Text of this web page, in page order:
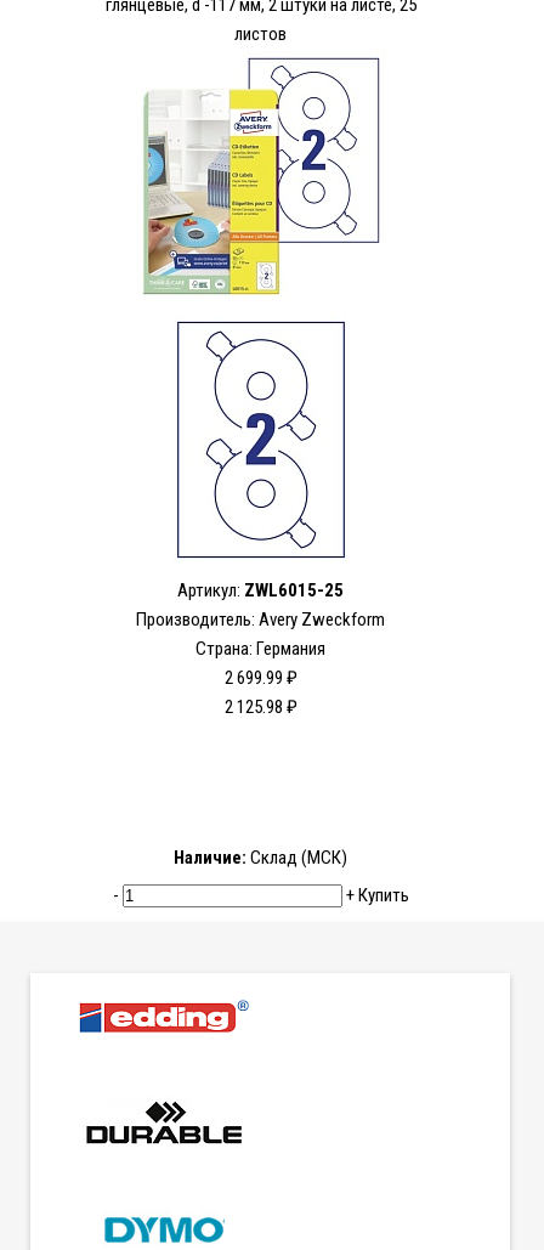
глянцевые, d -117 мм, 2 штуки на листе, 25
листов
Артикул: ZWL6015-25
Производитель: Avery Zweckform
Страна: Германия
2 699.99 ₽
2 125.98 ₽
Наличие: Склад (МСК)
-
+Купить